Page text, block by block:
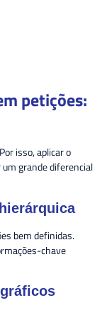
petições:
isso, aplicar o
grande diferencial
bem definidas.
chave